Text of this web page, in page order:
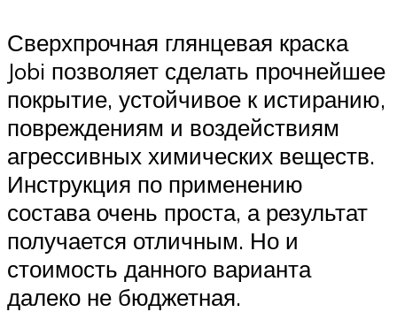
Сверхпрочная глянцевая краска
Jobi позволяет сделать прочнейшее
покрытие, устойчивое к истиранию,
повреждениям и воздействиям
агрессивных химических веществ.
Инструкция по применению
состава очень проста, а результат
получается отличным. Но и
стоимость данного варианта
далеко не бюджетная.